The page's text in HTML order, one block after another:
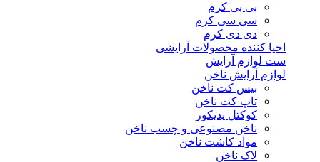
بی بی کرم
سی سی کرم
دی دی کرم
احیا کننده محصولات آرایشی
ست لوازم آرایش
لوازم آرایش ناخن
بیس کت ناخن
تاپ کت ناخن
کوکتل پدیکور
ناخن مصنوعی و چسب ناخن
مواد کاشت ناخن
لاک ناخن